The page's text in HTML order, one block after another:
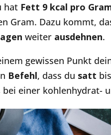
hat Fett 9 kcal pro
Gram. Dazu kommt,
weiter ausdehnen.
gewissen Punkt
Befehl, dass du satt
bei einer kohlenhydrat-